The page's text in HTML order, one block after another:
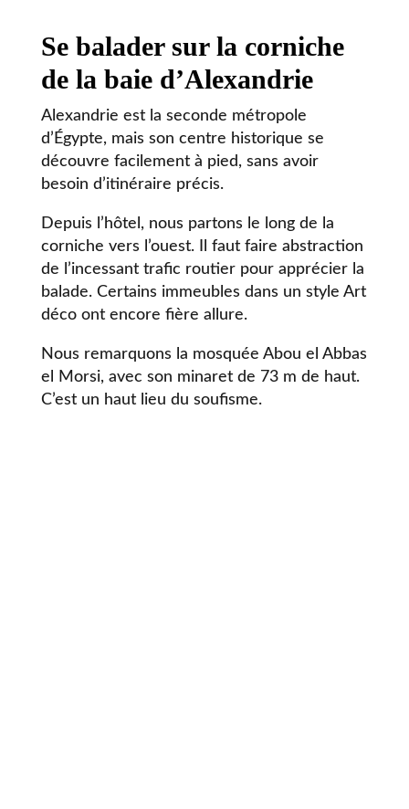
Se balader sur la corniche
de la baie d’Alexandrie
Alexandrie est la seconde métropole
d’Égypte, mais son centre historique se
découvre facilement à pied, sans avoir
besoin d’itinéraire précis.
Depuis l’hôtel, nous partons le long de la
corniche vers l’ouest. Il faut faire abstraction
de l’incessant trafic routier pour apprécier la
balade. Certains immeubles dans un style Art
déco ont encore fière allure.
Nous remarquons la mosquée Abou el Abbas
el Morsi, avec son minaret de 73 m de haut.
C’est un haut lieu du soufisme.